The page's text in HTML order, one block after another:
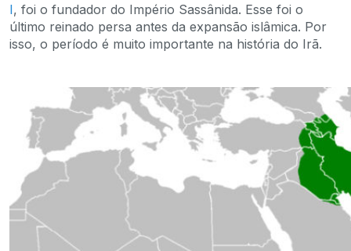
I, foi o fundador do Império Sassânida. Esse foi o
último reinado persa antes da expansão islâmica. Por
isso, o período é muito importante na história do Irã.